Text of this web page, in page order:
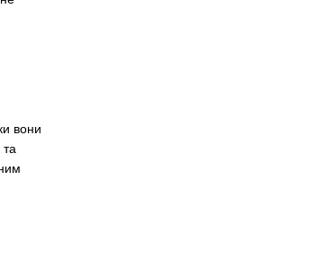
вони